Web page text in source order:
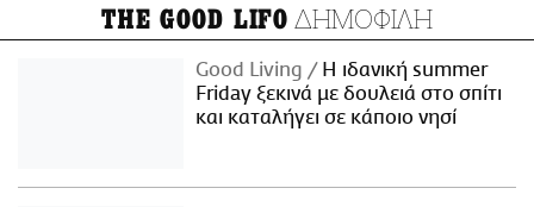
THE GOOD LIFO ΔΗΜΟΦΙΛΗ
Good Living
Η ιδανική summer
Friday ξεκινά με δουλειά στο σπίτι
και καταλήγει σε κάποιο νησί